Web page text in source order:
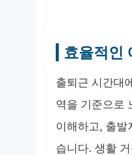
효율적인
출퇴근 시간대
역을 기준으로
이해하고, 출발
습니다. 생활